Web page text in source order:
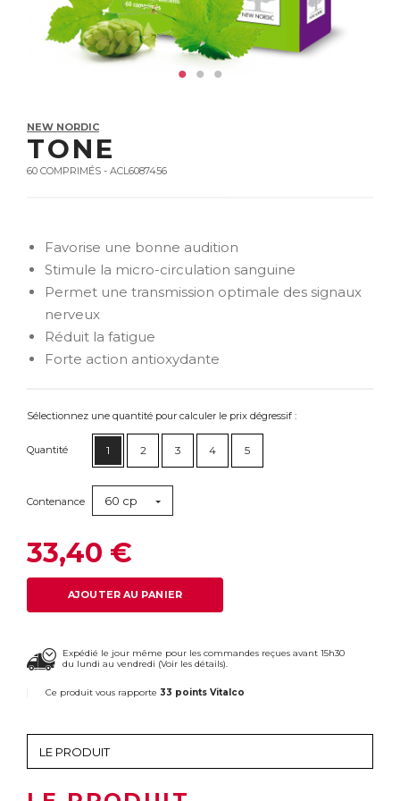
NEW NORDIC
TONE
60 COMPRIMÉS - ACL6087456
Favorise une bonne audition
Stimule la micro-circulation sanguine
Permet une transmission optimale des signaux
nerveux
Réduit la fatigue
Forte action antioxydante
Sélectionnez une quantité pour calculer le prix dégressif :
Quantité 1 2 3 4 5
Contenance 60 cp
33,40 €
AJOUTER AU PANIER
Expédié le jour même pour les commandes reçues avant 15h30
du lundi au vendredi (Voir les détails).
Ce produit vous rapporte 33 points Vitalco